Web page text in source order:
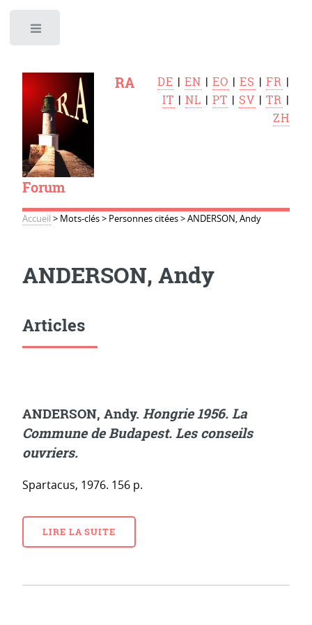
RA
Forum
DE |EN |EO |ES |FR |
IT |NL |PT | SV |TR |
ZH
Accueil > Mots-clés> Personnes citées>ANDERSON, Andy
ANDERSON, Andy
Articles
ANDERSON, Andy. Hongrie 1956. La
Commune de Budapest. Les conseils
ouvriers.
Spartacus, 1976. 156 p.
LIRE LA SUITE